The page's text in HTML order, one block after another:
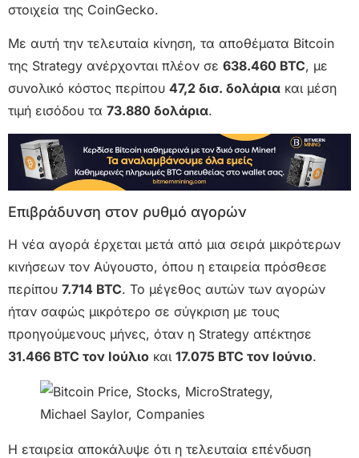
στοιχεία της CoinGecko.
Με αυτή την τελευταία κίνηση, τα αποθέματα Bitcoin
της Strategy ανέρχονται πλέον σε 638.460 BTC, με
συνολικό κόστος περίπου 47,2 δισ. δολάρια και μέση
τιμή εισόδου τα 73.880 δολάρια.
Επιβράδυνση στον ρυθμό αγορών
Η νέα αγορά έρχεται μετά από μια σειρά μικρότερων
κινήσεων τον Αύγουστο, όπου η εταιρεία πρόσθεσε
περίπου 7.714 BTC. Το μέγεθος αυτών των αγορών
ήταν σαφώς μικρότερο σε σύγκριση με τους
προηγούμενους μήνες, όταν η Strategy απέκτησε
31.466 BTC τον Ιούλιο και 17.075 BTC τον Ιούνιο.
Η εταιρεία αποκάλυψε ότι η τελευταία επένδυση